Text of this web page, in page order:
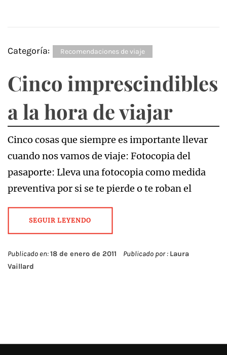
Categoría: Recomendaciones de viaje
Cinco imprescindibles
a la hora de viajar
Cinco cosas que siempre es importante llevar
cuando nos vamos de viaje: Fotocopia del
pasaporte: Lleva una fotocopia como medida
preventiva por si se te pierde o te roban el
SEGUIR LEYENDO
Publicado en:18 de enero de 2011 Publicado por : Laura
Vaillard